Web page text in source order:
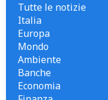
Tutte le notizie
Italia
Europa
Mondo
Ambiente
Banche
Economia